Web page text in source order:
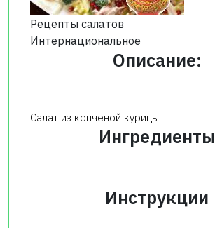
Рецепты салатов
Интернациональное
Описание:
Салат из копченой курицы
Ингредиенты
Инструкции